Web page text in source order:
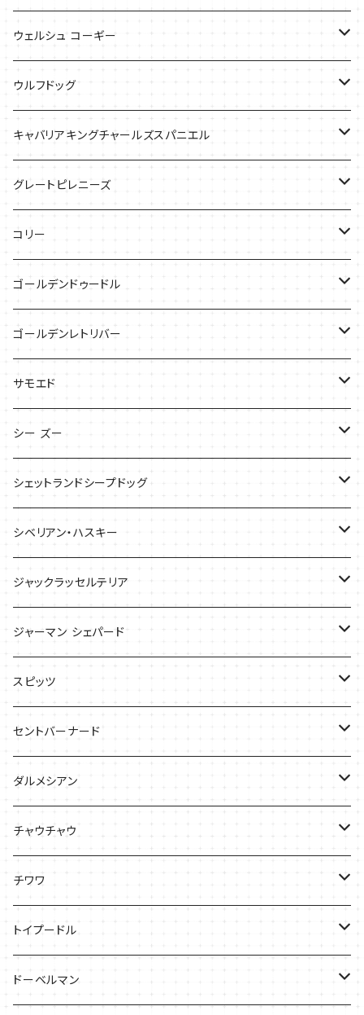
ケース
バッグ
Tシャツ
ケース
バッグ
ウェルシュ コーギー
Tシャツ
バッグ
ケース
ウルフドッグ
Tシャツ
キャバリアキングチャールズスパニエル
バッグ
ケース
Tシャツ
グレートピレニーズ
キャップ
Tシャツ
タオル
サンダル
バッグ
ケース
コリー
バッグ
ケース
Tシャツ
ゴールデンドゥードル
Tシャツ
ゴールデンレトリバー
Tシャツ
バッグ
ケース
サモエド
Tシャツ
バッグ
シー ズー
Tシャツ
バッグ
ケース
シェットランドシープドッグ
バッグ
ケース
Tシャツ
シベリアン・ハスキー
Tシャツ
バッグ
ジャックラッセルテリア
バッグ
ケース
Tシャツ
ジャーマン シェパード
Ｔシャツ
バッグ
スピッツ
ケース
セントバーナード
Tシャツ
バッグ
ダルメシアン
Tシャツ
ケース
チャウチャウ
Tシャツ
バッグ
ケース
チワワ
Tシャツ
キャップ
トイプードル
Tシャツ
ドーベルマン